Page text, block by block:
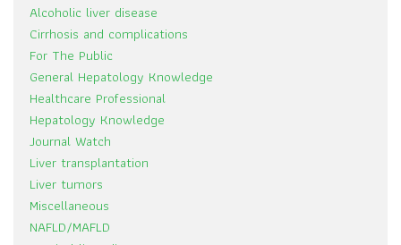
Alcoholic liver disease
Cirrhosis and complications
For The Public
General Hepatology Knowledge
Healthcare Professional
Hepatology Knowledge
Journal Watch
Liver transplantation
Liver tumors
Miscellaneous
NAFLD/MAFLD